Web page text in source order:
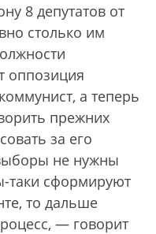
8 депутатов от
столько им
оппозиция
а теперь
прежних
за его
не нужны
таки сформируют
то дальше
— говорит